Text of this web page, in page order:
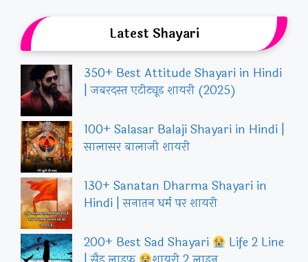
Latest Shayari
350+ Best Attitude Shayari in Hindi
| जबरदस्त एटीट्यूड शायरी (2025)
100+ Salasar Balaji Shayari in Hindi |
सालासर बालाजी शायरी
130+ Sanatan Dharma Shayari in
Hindi | सनातन धर्म पर शायरी
200+ Best Sad Shayari
Life 2 Line